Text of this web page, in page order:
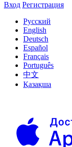
Вход Регистрация
Русский
English
Deutsch
Español
Français
Português
中文
Қазақша